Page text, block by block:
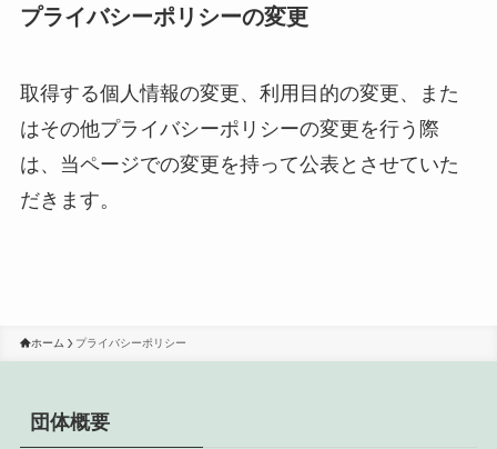
プライバシーポリシーの変更
取得する個人情報の変更、利用目的の変更、また
はその他プライバシーポリシーの変更を行う際
は、当ページでの変更を持って公表とさせていた
だきます。
ホーム プライバシーポリシー
団体概要